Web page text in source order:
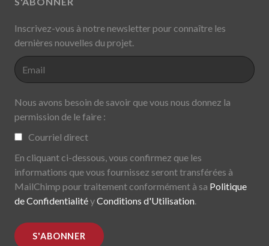
Inscrivez-vous à notre newsletter pour connaître les
dernières nouvelles du projet.
Nous avons besoin de savoir que vous nous donnez la
permission de le faire :
Courriel direct
En cliquant ci-dessous, vous confirmez que les
informations que vous fournissez seront transférées à
MailChimp pour traitement conformément à sa Politique
de ConfidentialitéyConditions d'Utilisation